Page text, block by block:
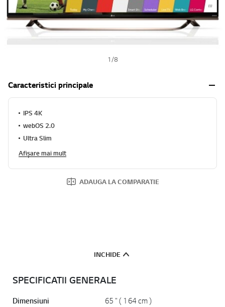
1 /8
Caracteristici principale
IPS 4K
webOS 2.0
Ultra Slim
Afișare mai mult
ADAUGA LA COMPARATIE
INCHIDE
SPECIFICATII GENERALE
Dimensiuni 65 " ( 164 cm )